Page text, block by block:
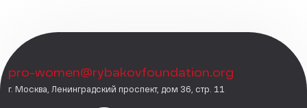
pro-women@rybakovfoundation.org
г. Москва, Ленинградский проспект, дом 36, стр. 11